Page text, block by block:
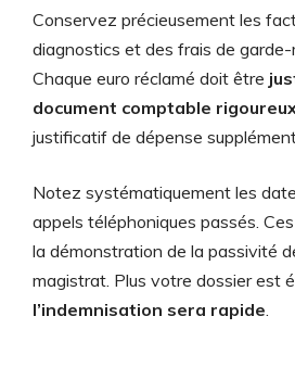
Conservez précieusement les
diagnostics et des frais de garde-
Chaque euro réclamé doit être
document comptable
justificatif de dépense
Notez systématiquement les
appels téléphoniques passés.
la démonstration de la passivité
magistrat. Plus votre dossier est
l’indemnisation sera rapide